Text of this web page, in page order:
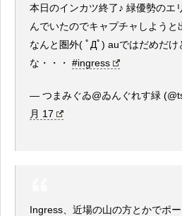
本日のインカツ終了♪ 緑優勢のエ
んでいたのでキャプチャしようと
なんと圏外( ﾟДﾟ) auではだめだ
な・・・ #ingress
— つまみぐゐ@ゐんぐれす緑
月 17
Ingress、近場の山の方とかでポ